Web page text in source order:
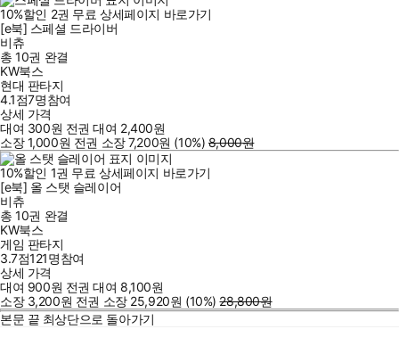
10%할인 2권 무료 상세페이지 바로가기
[e북] 스페셜 드라이버
비츄
총 10권 완결
KW북스
현대 판타지
4.1점7명참여
상세 가격
대여 300원 전권 대여 2,400원
소장1,000원 전권 소장7,200원 (10%) 8,000원
10%할인 1권 무료 상세페이지 바로가기
[e북] 올 스탯 슬레이어
비츄
총 10권 완결
KW북스
게임 판타지
3.7점121명참여
상세 가격
대여 900원 전권 대여 8,100원
소장 3,200원 전권 소장 25,920원 (10%) 28,800원
본문 끝 최상단으로 돌아가기